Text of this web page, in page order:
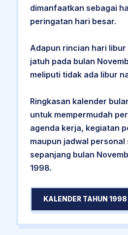
dimanfaatkan sebagai
peringatan hari besar.
Adapun rincian hari libur
jatuh pada bulan
meliputi tidak ada libur
Ringkasan kalender
untuk mempermudah
agenda kerja, kegiatan
maupun jadwal
sepanjang bulan
1998.
KALENDER TAHUN